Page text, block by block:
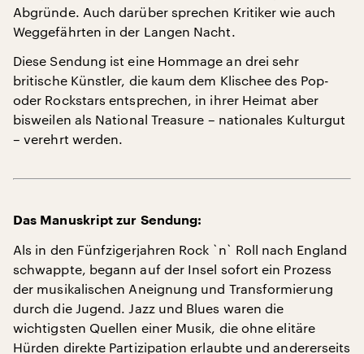
Abgründe. Auch darüber sprechen Kritiker wie auch
Weggefährten in der Langen Nacht.
Diese Sendung ist eine Hommage an drei sehr
britische Künstler, die kaum dem Klischee des Pop-
oder Rockstars entsprechen, in ihrer Heimat aber
bisweilen als National Treasure – nationales Kulturgut
– verehrt werden.
Das Manuskript zur Sendung:
Als in den Fünfzigerjahren Rock `n` Roll nach England
schwappte, begann auf der Insel sofort ein Prozess
der musikalischen Aneignung und Transformierung
durch die Jugend. Jazz und Blues waren die
wichtigsten Quellen einer Musik, die ohne elitäre
Hürden direkte Partizipation erlaubte und andererseits